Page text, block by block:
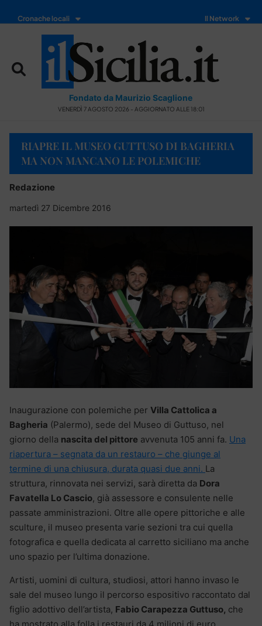
Cronache locali Il Network
Fondato da Maurizio Scaglione
VENERDÌ 7 AGOSTO 2026 - AGGIORNATO ALLE 18:01
RIAPRE IL MUSEO GUTTUSO DI BAGHERIA
MA NON MANCANO LE POLEMICHE
Redazione
martedì 27 Dicembre 2016
Inaugurazione con polemiche per Villa Cattolica a
Bagheria (Palermo), sede del Museo di Guttuso, nel
giorno della nascita del pittore avvenuta 105 anni fa. Una
riapertura – segnata da un restauro – che giunge al
termine di una chiusura, durata quasi due anni. La
struttura, rinnovata nei servizi, sarà diretta da Dora
Favatella Lo Cascio, già assessore e consulente nelle
passate amministrazioni. Oltre alle opere pittoriche e alle
sculture, il museo presenta varie sezioni tra cui quella
fotografica e quella dedicata al carretto siciliano ma anche
uno spazio per l’ultima donazione.
Artisti, uomini di cultura, studiosi, attori hanno invaso le
sale del museo lungo il percorso espositivo raccontato dal
figlio adottivo dell’artista, Fabio Carapezza Guttuso, che